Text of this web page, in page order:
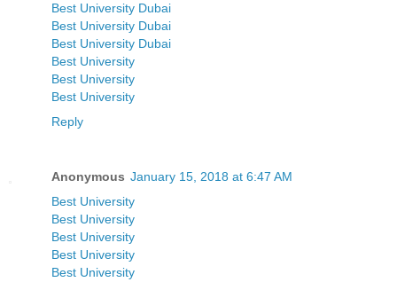
Best University Dubai
Best University Dubai
Best University Dubai
Best University
Best University
Best University
Reply
Anonymous January 15, 2018 at 6:47 AM
Best University
Best University
Best University
Best University
Best University